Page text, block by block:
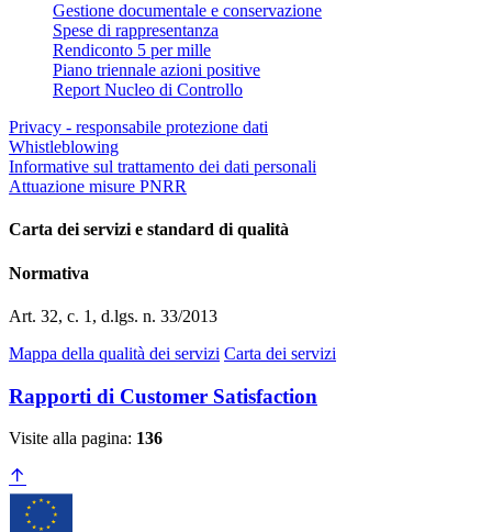
Gestione documentale e conservazione
Spese di rappresentanza
Rendiconto 5 per mille
Piano triennale azioni positive
Report Nucleo di Controllo
Privacy - responsabile protezione dati
Whistleblowing
Informative sul trattamento dei dati personali
Attuazione misure PNRR
Carta dei servizi e standard di qualità
Normativa
Art. 32, c. 1, d.lgs. n. 33/2013
Mappa della qualità dei servizi Carta dei servizi
Rapporti di Customer Satisfaction
Visite alla pagina: 136